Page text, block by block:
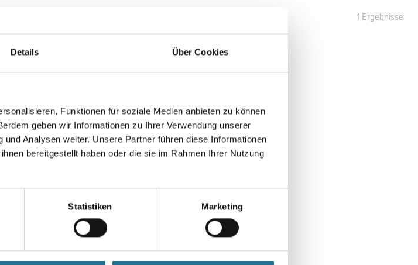
Details Über Cookies
Funktionen für soziale Medien anbieten zu können
geben wir Informationen zu Ihrer Verwendung unserer
Analysen weiter. Unsere Partner führen diese Informationen
bereitgestellt haben oder die sie im Rahmen Ihrer Nutzung
Statistiken Marketing
1 Ergebnisse